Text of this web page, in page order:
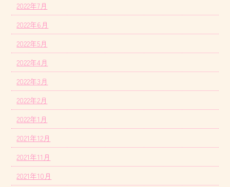
2022年7月
2022年6月
2022年5月
2022年4月
2022年3月
2022年2月
2022年1月
2021年12月
2021年11月
2021年10月